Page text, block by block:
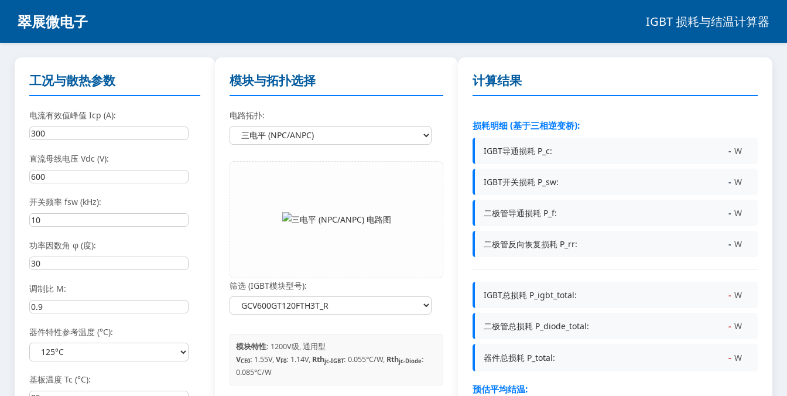
翠展微电子 IGBT 损耗与结温计算器
工况与散热参数
电流有效值峰值 Icp (A):
直流母线电压 Vdc (V):
开关频率 fsw (kHz):
功率因数角 φ (度):
调制比 M:
器件特性参考温度 (°C):
基板温度 Tc (°C):
模块与拓扑选择
电路拓扑:
筛选 (IGBT模块型号):
模块特性: 1200V级, 通用型
VCE0: 1.55V,VF0: 1.14V, Rthjc-IGBT: 0.055°C/W, Rthjc-Diode:
0.085°C/W
计算结果
损耗明细 (基于三相逆变桥):
IGBT导通损耗 P_c: - W
IGBT开关损耗 P_sw: - W
二极管导通损耗 P_f: - W
二极管反向恢复损耗 P_rr: - W
IGBT总损耗 P_igbt_total: - W
二极管总损耗 P_diode_total: - W
器件总损耗 P_total: - W
预估平均结温: